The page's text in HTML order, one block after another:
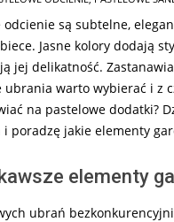
odcienie są subtelne,
Jasne kolory dodają
jej delikatność.
ubrania warto wybierać i z
na pastelowe dodatki?
poradzę jakie elementy
elementy
ubrań